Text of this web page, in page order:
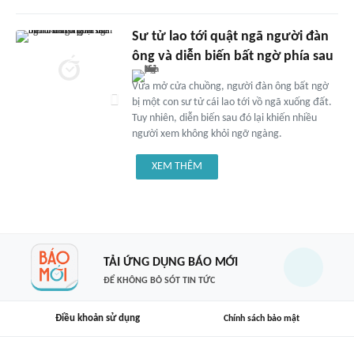
Sư tử lao tới quật ngã người đàn
ông và diễn biến bất ngờ phía sau
Vừa mở cửa chuồng, người đàn ông bất ngờ
bị một con sư tử cái lao tới vồ ngã xuống đất.
Tuy nhiên, diễn biến sau đó lại khiến nhiều
người xem không khỏi ngỡ ngàng.
XEM THÊM
TẢI ỨNG DỤNG BÁO MỚI
ĐỂ KHÔNG BỎ SÓT TIN TỨC
Điều khoản sử dụng Chính sách bảo mật